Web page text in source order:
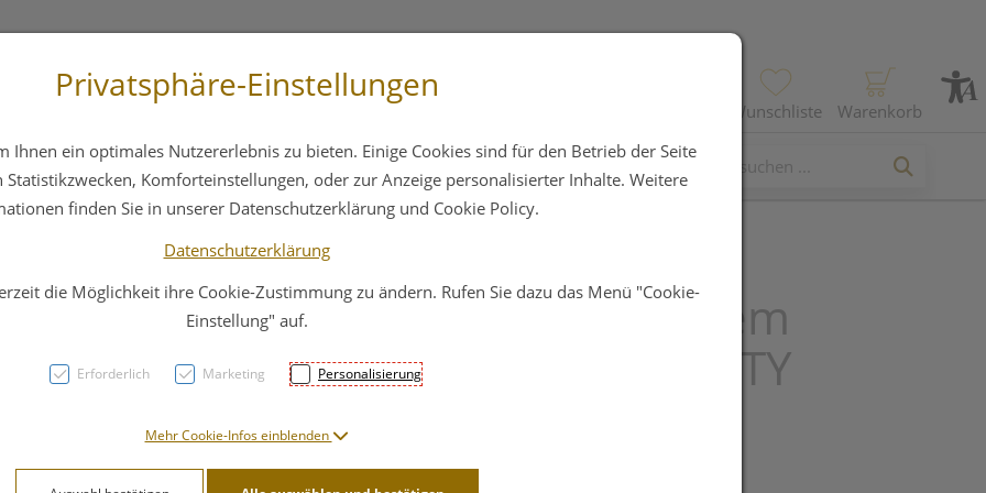
Wunschliste Warenkorb
Hautpflege Familie Nahrungsergänzung
Doppelherz system
KOLLAGEN BEAUTY
49,95 EUR
Privatsphäre-Einstellungen
Ihnen ein optimales Nutzererlebnis zu bieten. Einige Cookies sind für den Betrieb der Seite
Komforteinstellungen, oder zur Anzeige personalisierter Inhalte. Weitere
finden Sie in unserer Datenschutzerklärung und Cookie Policy.
Datenschutzerklärung
die Möglichkeit ihre Cookie-Zustimmung zu ändern. Rufen Sie dazu das Menü "Cookie-
Einstellung" auf.
Erforderlich Marketing Personalisierung
Mehr Cookie-Infos einblenden